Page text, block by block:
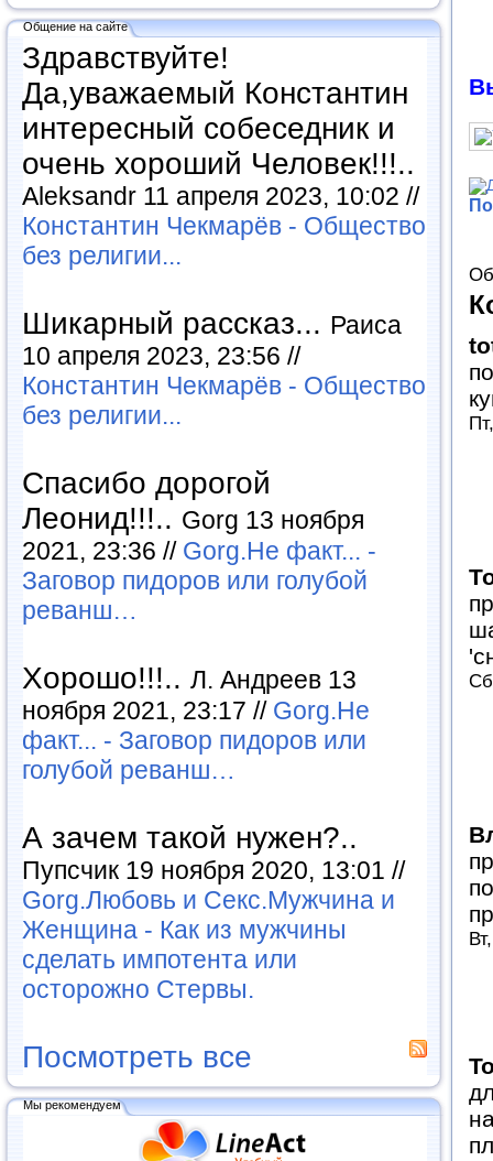
Общение на сайте
Здравствуйте!
Да,уважаемый Константин
интересный собеседник и
очень хороший Человек!!!..
Aleksandr 11 апреля 2023, 10:02 //
Константин Чекмарёв - Общество
без религии...
Шикарный рассказ... Раиса
10 апреля 2023, 23:56 //
Константин Чекмарёв - Общество
без религии...
Спасибо дорогой
Леонид!!!.. Gorg 13 ноября
2021, 23:36 // Gorg.Не факт... -
Заговор пидоров или голубой
реванш…
Хорошо!!!.. Л. Андреев 13
ноября 2021, 23:17 // Gorg.Не
факт... - Заговор пидоров или
голубой реванш…
А зачем такой нужен?..
Пупсчик 19 ноября 2020, 13:01 //
Gorg.Любовь и Секс.Мужчина и
Женщина - Как из мужчины
сделать импотента или
осторожно Стервы.
Посмотреть все
Мы рекомендуем